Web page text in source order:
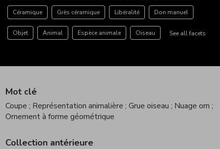
Céramique Grès céramique Libéralité Don manuel
Objet Animal Espèce animale Oiseau See all facets
Mot clé
Coupe; Représentation animalière; Grue oiseau; Nuage orn;
Ornement à forme géométrique
Collection antérieure